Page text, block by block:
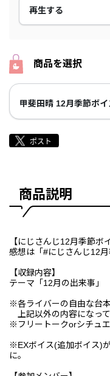
再生する
商品を選択
甲斐田晴 12月季節ボ
商品説明
【にじさんじ12月季節ボ
感想は「#にじさんじ12
【収録内容】
テーマ「12月の出来事」
※各ライバーの自由な台
上記以外の内容になっ
※フリートークorシチュ
※EXボイス(追加ボイス)
に。